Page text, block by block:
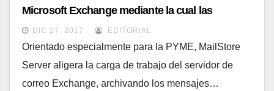
Microsoft Exchange mediante la cual las
empresas pueden mantener un histórico de
todos los mensajes de correo electrónico
DIC 27, 2017 EDITORIAL
Orientado especialmente para la PYME, MailStore
Server aligera la carga de trabajo del servidor de
correo Exchange, archivando los mensajes…